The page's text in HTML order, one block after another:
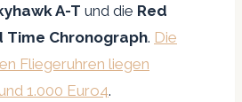
A-T und die Red
Time Chronograph. Die
Fliegeruhren liegen
1.000 Euro4.